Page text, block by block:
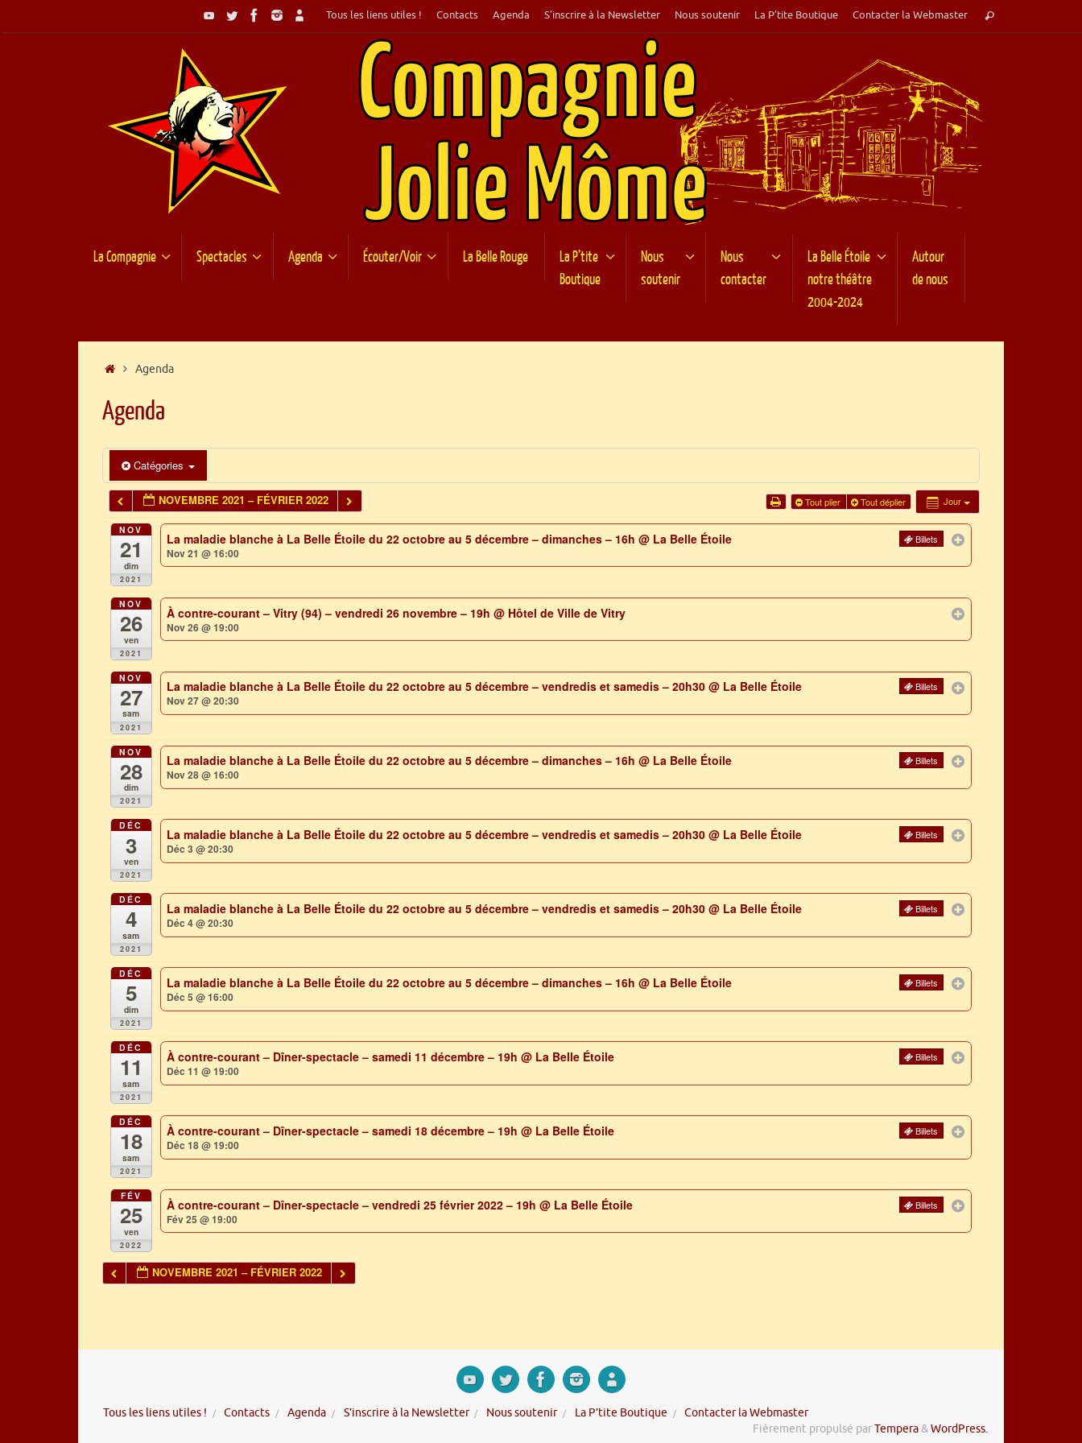
Tous les liens utiles ! Contacts Agenda S’inscrire à la Newsletter Nous soutenir La P’tite Boutique Contacter la Webmaster Rechercher
La Compagnie Spectacles Agenda Écouter/Voir La Belle Rouge
La P’tite
Boutique
Nous
soutenir
Nous
contacter
La Belle Étoile
notre théâtre
2004-2024
Autour
de nous
Accueil
Agenda
Agenda
Catégories
Jour
NOVEMBRE 2021 – FÉVRIER 2022 Tout plier Tout déplier
NOV
21
dim
2021
La maladie blanche à La Belle Étoile du 22 octobre au 5 décembre – dimanches – 16h@ La Belle Étoile Billets
Nov 21 @ 16:00
NOV
26
ven
2021
À contre-courant – Vitry (94) – vendredi 26 novembre – 19h@ Hôtel de Ville de Vitry
Nov 26 @ 19:00
NOV
27
sam
2021
La maladie blanche à La Belle Étoile du 22 octobre au 5 décembre – vendredis et samedis – 20h30@ La Belle Étoile Billets
Nov 27 @ 20:30
NOV
28
dim
2021
La maladie blanche à La Belle Étoile du 22 octobre au 5 décembre – dimanches – 16h@ La Belle Étoile Billets
Nov 28 @ 16:00
DÉC
3
ven
2021
La maladie blanche à La Belle Étoile du 22 octobre au 5 décembre – vendredis et samedis – 20h30@ La Belle Étoile Billets
Déc 3 @ 20:30
DÉC
4
sam
2021
La maladie blanche à La Belle Étoile du 22 octobre au 5 décembre – vendredis et samedis – 20h30@ La Belle Étoile Billets
Déc 4 @ 20:30
DÉC
5
dim
2021
La maladie blanche à La Belle Étoile du 22 octobre au 5 décembre – dimanches – 16h@ La Belle Étoile Billets
Déc 5 @ 16:00
DÉC
11
sam
2021
À contre-courant – Dîner-spectacle – samedi 11 décembre – 19h@ La Belle Étoile Billets
Déc 11 @ 19:00
DÉC
18
sam
2021
À contre-courant – Dîner-spectacle – samedi 18 décembre – 19h@ La Belle Étoile Billets
Déc 18 @ 19:00
FÉV
25
ven
2022
À contre-courant – Dîner-spectacle – vendredi 25 février 2022 – 19h@ La Belle Étoile Billets
Fév 25 @ 19:00
NOVEMBRE 2021 – FÉVRIER 2022
Tous les liens utiles ! Contacts Agenda S’inscrire à la Newsletter Nous soutenir La P’tite Boutique
Contacter la Webmaster
Fièrement propulsé parTempera&WordPress.